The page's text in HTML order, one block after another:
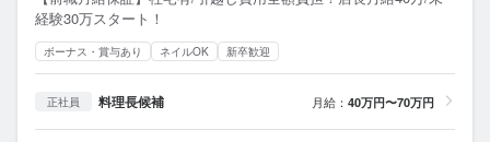
経験30万スタート！
ボーナス・賞与あり ネイルOK 新卒歓迎
正社員 料理長候補 月給： 40万円〜70万円